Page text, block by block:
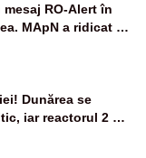
RO-Alert în
MApN a ridicat de
Dunărea se
iar reactorul 2 de
fi oprit